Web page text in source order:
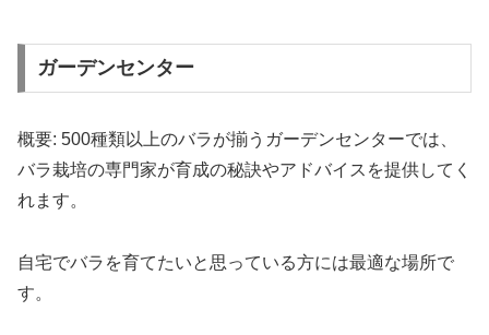
ガーデンセンター
概要: 500種類以上のバラが揃うガーデンセンターでは、
バラ栽培の専門家が育成の秘訣やアドバイスを提供してく
れます。
自宅でバラを育てたいと思っている方には最適な場所で
す。